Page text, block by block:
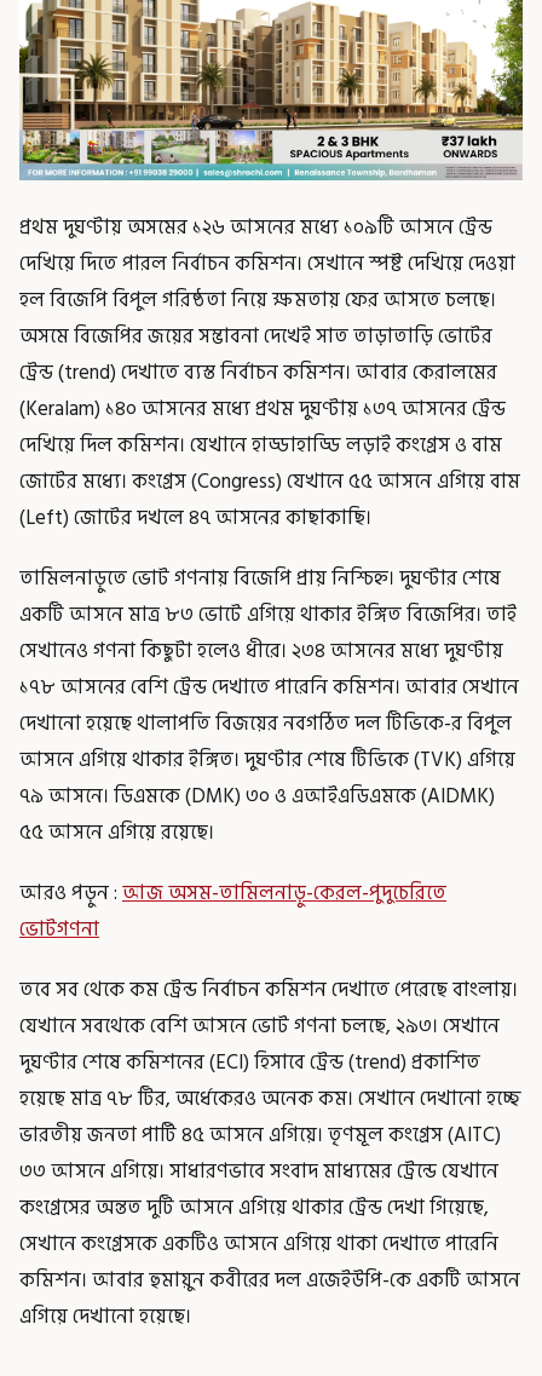
প্রথম দুঘণ্টায় অসমের ১২৬ আসনের মধ্যে ১০৯টি আসনে ট্রেন্ড
দেখিয়ে দিতে পারল নির্বাচন কমিশন। সেখানে স্পষ্ট দেখিয়ে দেওয়া
হল বিজেপি বিপুল গরিষ্ঠতা নিয়ে ক্ষমতায় ফের আসতে চলছে।
অসমে বিজেপির জয়ের সম্ভাবনা দেখেই সাত তাড়াতাড়ি ভোটের
ট্রেন্ড (trend) দেখাতে ব্যস্ত নির্বাচন কমিশন। আবার কেরালমের
(Keralam) ১৪০ আসনের মধ্যে প্রথম দুঘণ্টায় ১৩৭ আসনের ট্রেন্ড
দেখিয়ে দিল কমিশন। যেখানে হাড্ডাহাড্ডি লড়াই কংগ্রেস ও বাম
জোটের মধ্যে। কংগ্রেস (Congress) যেখানে ৫৫ আসনে এগিয়ে বাম
(Left) জোটের দখলে ৪৭ আসনের কাছাকাছি।
তামিলনাড়ুতে ভোট গণনায় বিজেপি প্রায় নিশ্চিহ্ন। দুঘণ্টার শেষে
একটি আসনে মাত্র ৮৩ ভোটে এগিয়ে থাকার ইঙ্গিত বিজেপির। তাই
সেখানেও গণনা কিছুটা হলেও ধীরে। ২৩৪ আসনের মধ্যে দুঘণ্টায়
১৭৮ আসনের বেশি ট্রেন্ড দেখাতে পারেনি কমিশন। আবার সেখানে
দেখানো হয়েছে থালাপতি বিজয়ের নবগঠিত দল টিভিকে-র বিপুল
আসনে এগিয়ে থাকার ইঙ্গিত। দুঘণ্টার শেষে টিভিকে (TVK) এগিয়ে
৭৯ আসনে। ডিএমকে (DMK) ৩০ ও এআইএডিএমকে (AIDMK)
৫৫ আসনে এগিয়ে রয়েছে।
আরও পড়ুন :আজ অসম-তামিলনাড়ু-কেরল-পুদুচেরিতে
ভোটগণনা
তবে সব থেকে কম ট্রেন্ড নির্বাচন কমিশন দেখাতে পেরেছে বাংলায়।
যেখানে সবথেকে বেশি আসনে ভোট গণনা চলছে, ২৯৩। সেখানে
দুঘণ্টার শেষে কমিশনের (ECI) হিসাবে ট্রেন্ড (trend) প্রকাশিত
হয়েছে মাত্র ৭৮ টির, অর্ধেকেরও অনেক কম। সেখানে দেখানো হচ্ছে
ভারতীয় জনতা পার্টি ৪৫ আসনে এগিয়ে। তৃণমূল কংগ্রেস (AITC)
৩৩ আসনে এগিয়ে। সাধারণভাবে সংবাদ মাধ্যমের ট্রেন্ডে যেখানে
কংগ্রেসের অন্তত দুটি আসনে এগিয়ে থাকার ট্রেন্ড দেখা গিয়েছে,
সেখানে কংগ্রেসকে একটিও আসনে এগিয়ে থাকা দেখাতে পারেনি
কমিশন। আবার হুমায়ুন কবীরের দল এজেইউপি-কে একটি আসনে
এগিয়ে দেখানো হয়েছে।